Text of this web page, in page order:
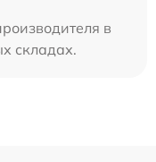
в
складах.